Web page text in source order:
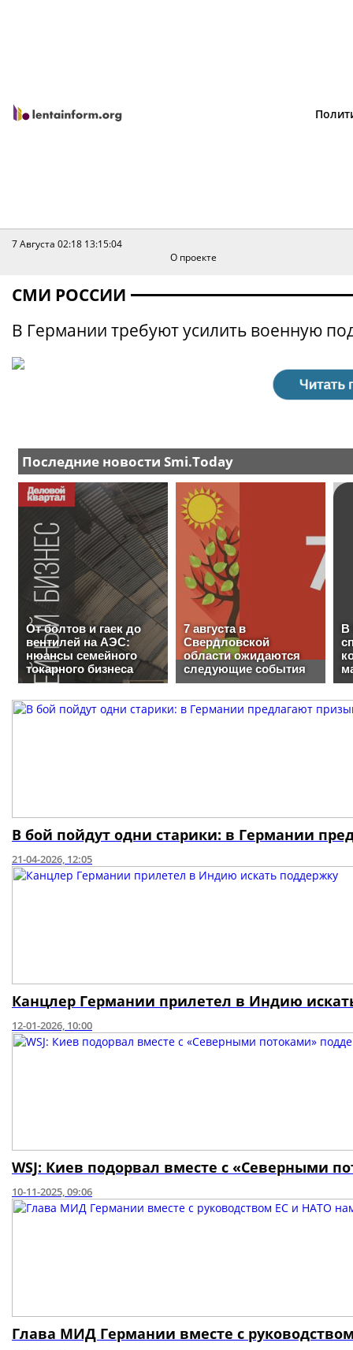
7 Августа 02:18 13:15:04
О проекте
СМИ РОССИИ
В Германии требуют усилить военную
В бой пойдут одни старики: в Германии
21-04-2026, 12:05
Канцлер Германии прилетел в Индию
12-01-2026, 10:00
WSJ: Киев подорвал вместе с «Северными
10-11-2025, 09:06
Глава МИД Германии вместе с